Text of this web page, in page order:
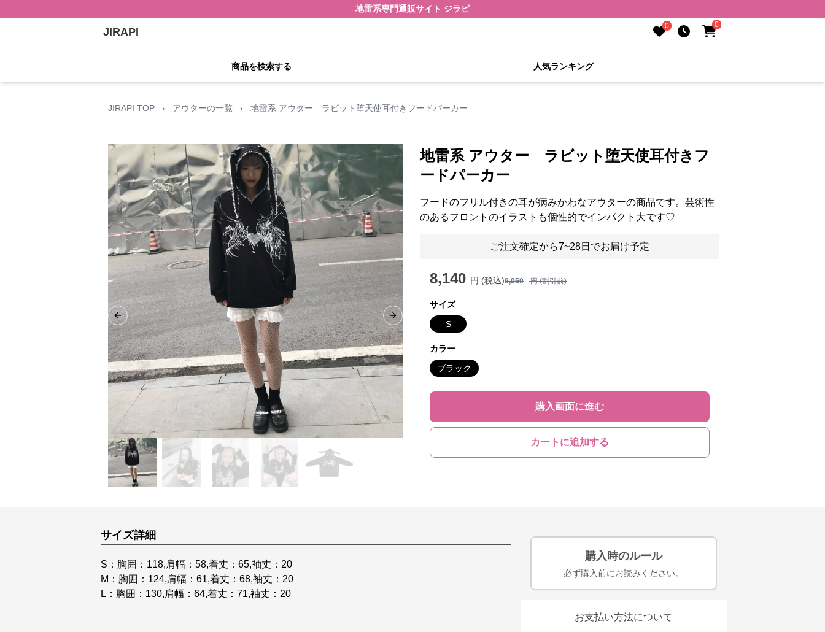
地雷系専門通販サイト ジラピ
JIRAPI 0 0
商品を検索する 人気ランキング
JIRAPI TOP › アウターの一覧 › 地雷系 アウター ラビット堕天使耳付きフードパーカー
Previous slide Next slide
地雷系 アウター ラビット堕天使耳付きフ
ードパーカー
フードのフリル付きの耳が病みかわなアウターの商品です。芸術性
のあるフロントのイラストも個性的でインパクト大です♡
ご注文確定から7~28日でお届け予定
8,140 円 (税込)9,050 円 (割引前)
サイズ
S
カラー
ブラック
購入画面に進む
カートに追加する
サイズ詳細
S：胸囲：118,肩幅：58,着丈：65,袖丈：20
M：胸囲：124,肩幅：61,着丈：68,袖丈：20
L：胸囲：130,肩幅：64,着丈：71,袖丈：20
購入時のルール
必ず購入前にお読みください。
お支払い方法について